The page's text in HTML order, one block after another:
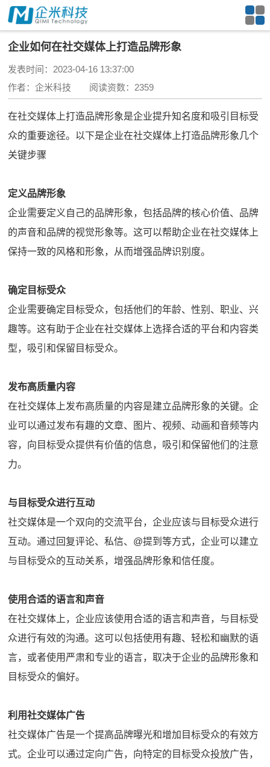
企业如何在社交媒体上打造品牌形象
发表时间：2023-04-16 13:37:00
作者：企米科技 阅读资数：2359
在社交媒体上打造品牌形象是企业提升知名度和吸引目标受
众的重要途径。以下是企业在社交媒体上打造品牌形象 几个
关键步骤
定义品牌形象
企业需要定义自己的品牌形象，包括品牌的核心价值、品牌
的声音和品牌的视觉形象等。这可以帮助企业在社交媒体上
保持一致的风格和形象，从而增强品牌识别度。
确定目标受众
企业需要确定目标受众，包括他们的年龄、性别、职业、兴
趣等。这有助于企业在社交媒体上选择合适的平台和内容类
型，吸引和保留目标受众。
发布高质量内容
在社交媒体上发布高质量的内容是建立品牌形象的关键。企
业可以通过发布有趣的文章、图片、视频、动画和音频等内
容，向目标受众提供有价值的信息，吸引和保留他们的注意
力。
与目标受众进行互动
社交媒体是一个双向的交流平台，企业应该与目标受众进行
互动。通过回复评论、私信、@提到等方式，企业可以建立
与目标受众的互动关系，增强品牌形象和信任度。
使用合适的语言和声音
在社交媒体上，企业应该使用合适的语言和声音，与目标受
众进行有效的沟通。这可以包括使用有趣、轻松和幽默的语
言，或者使用严肃和专业的语言，取决于企业的品牌形象和
目标受众的偏好。
利用社交媒体广告
社交媒体广告是一个提高品牌曝光和增加目标受众的有效方
式。企业可以通过定向广告，向特定的目标受众投放广告，